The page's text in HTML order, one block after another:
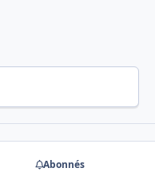
Abonnés